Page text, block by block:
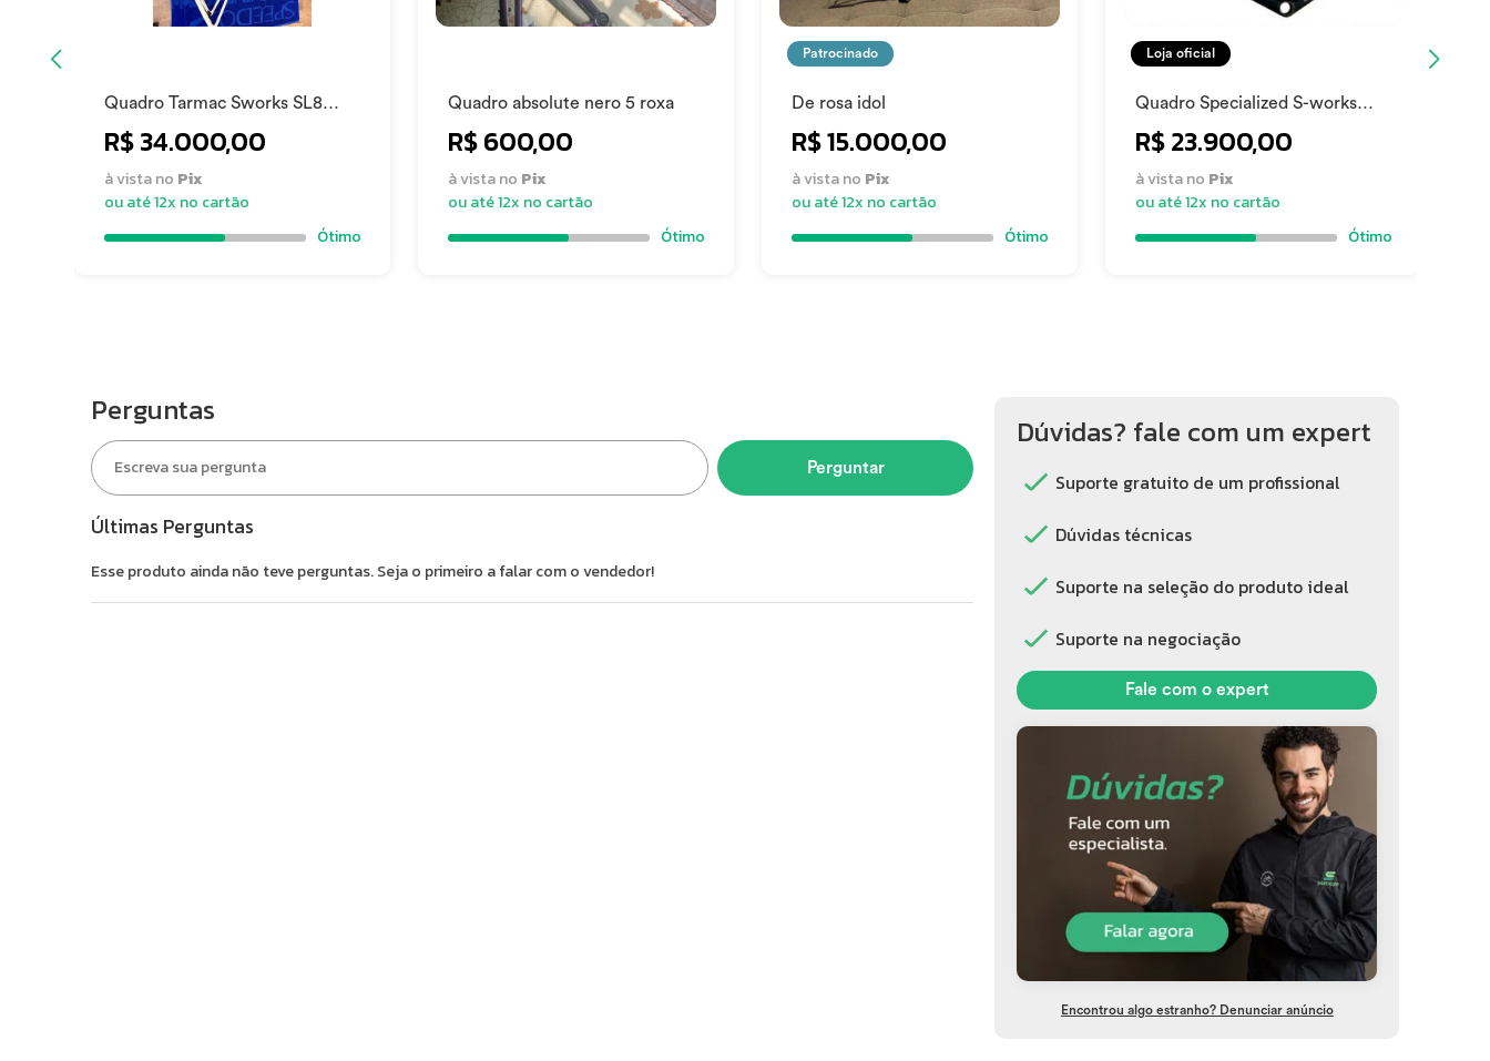
Quadro Tarmac Sworks SL8
R$ 34.000,00
à vista no Pix
ou até 12x no cartão
Ótimo
Quadro absolute nero 5 roxa
R$ 600,00
à vista no Pix
ou até 12x no cartão
Ótimo
Patrocinado
De rosa idol
R$ 15.000,00
à vista no Pix
ou até 12x no cartão
Ótimo
Loja oficial
Quadro Specialized S-works
R$ 23.900,00
à vista no Pix
ou até 12x no cartão
Ótimo
Perguntas
Perguntar
Últimas Perguntas
Esse produto ainda não teve perguntas. Seja o primeiro a falar com o vendedor!
Dúvidas? fale com um expert
Suporte gratuito de um profissional
Dúvidas técnicas
Suporte na seleção do produto ideal
Suporte na negociação
Fale com o expert
Encontrou algo estranho? Denunciar anúncio